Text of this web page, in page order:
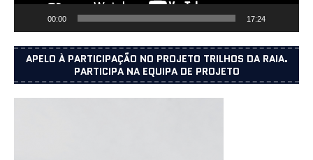
00:00 17:24
APELO À PARTICIPAÇÃO NO PROJETO TRILHOS DA RAIA.
PARTICIPA NA EQUIPA DE PROJETO